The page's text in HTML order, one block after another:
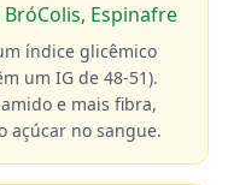
Espinafre
índice glicêmico
um IG de 48-51).
e mais fibra,
açúcar no sangue.